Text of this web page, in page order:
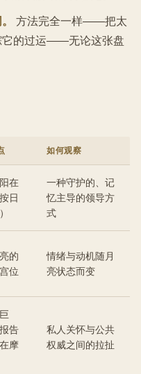
方法完全一样——把太
它的过运——无论这张盘
如何观察
在
日
一种守护的、记
忆主导的领导方
式
的
位
情绪与动机随月
亮状态而变
告
摩
私人关怀与公共
权威之间的拉扯